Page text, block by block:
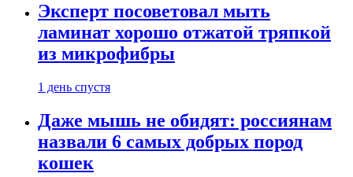
Эксперт посоветовал мыть
ламинат хорошо отжатой тряпкой
из микрофибры
1 день спустя
Даже мышь не обидят: россиянам
назвали 6 самых добрых пород
кошек